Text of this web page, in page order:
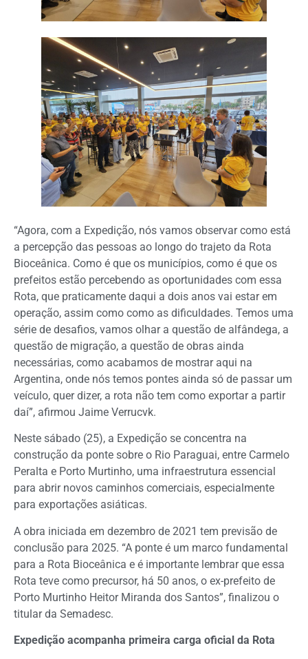
“Agora, com a Expedição, nós vamos observar como está
a percepção das pessoas ao longo do trajeto da Rota
Bioceânica. Como é que os municípios, como é que os
prefeitos estão percebendo as oportunidades com essa
Rota, que praticamente daqui a dois anos vai estar em
operação, assim como como as dificuldades. Temos uma
série de desafios, vamos olhar a questão de alfândega, a
questão de migração, a questão de obras ainda
necessárias, como acabamos de mostrar aqui na
Argentina, onde nós temos pontes ainda só de passar um
veículo, quer dizer, a rota não tem como exportar a partir
daí”, afirmou Jaime Verrucvk.
Neste sábado (25), a Expedição se concentra na
construção da ponte sobre o Rio Paraguai, entre Carmelo
Peralta e Porto Murtinho, uma infraestrutura essencial
para abrir novos caminhos comerciais, especialmente
para exportações asiáticas.
A obra iniciada em dezembro de 2021 tem previsão de
conclusão para 2025. “A ponte é um marco fundamental
para a Rota Bioceânica e é importante lembrar que essa
Rota teve como precursor, há 50 anos, o ex-prefeito de
Porto Murtinho Heitor Miranda dos Santos”, finalizou o
titular da Semadesc.
Expedição acompanha primeira carga oficial da Rota